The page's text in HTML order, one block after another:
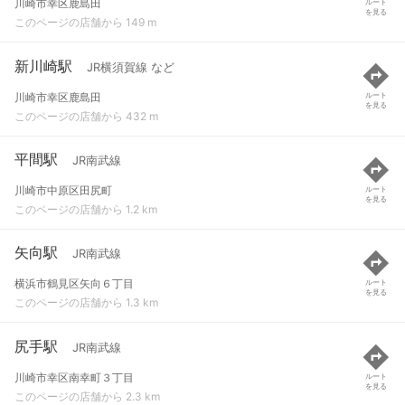
川崎市幸区鹿島田
このページの店舗から 149 m
を見る
新川崎駅 JR横須賀線 など
川崎市幸区鹿島田
このページの店舗から 432 m
ルート
を見る
平間駅 JR南武線
川崎市中原区田尻町
このページの店舗から 1.2 km
ルート
を見る
矢向駅 JR南武線
横浜市鶴見区矢向６丁目
このページの店舗から 1.3 km
ルート
を見る
尻手駅 JR南武線
川崎市幸区南幸町３丁目
このページの店舗から 2.3 km
ルート
を見る